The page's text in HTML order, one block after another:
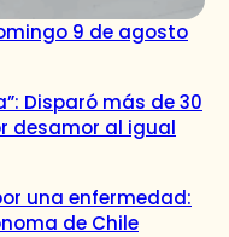
9 de agosto
Disparó más de 30
desamor al igual
una enfermedad:
de Chile